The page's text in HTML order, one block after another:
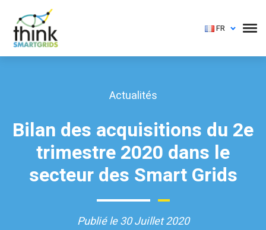
FR
Actualités
Bilan des acquisitions du 2e
trimestre 2020 dans le
secteur des Smart Grids
Publié le 30 Juillet 2020